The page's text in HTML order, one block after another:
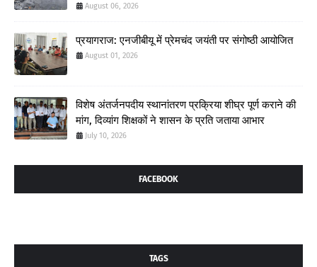
August 06, 2026
प्रयागराज: एनजीबीयू में प्रेमचंद जयंती पर संगोष्ठी आयोजित
August 01, 2026
विशेष अंतर्जनपदीय स्थानांतरण प्रक्रिया शीघ्र पूर्ण कराने की
मांग, दिव्यांग शिक्षकों ने शासन के प्रति जताया आभार
July 10, 2026
FACEBOOK
TAGS